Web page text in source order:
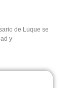
de Luque se
y